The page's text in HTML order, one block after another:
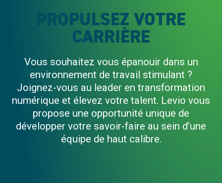
PROPULSEZ VOTRE
CARRIÈRE
Vous souhaitez vous épanouir dans un
environnement de travail stimulant ?
Joignez-vous au leader en transformation
numérique et élevez votre talent. Levio vous
propose une opportunité unique de
développer votre savoir-faire au sein d’une
équipe de haut calibre.